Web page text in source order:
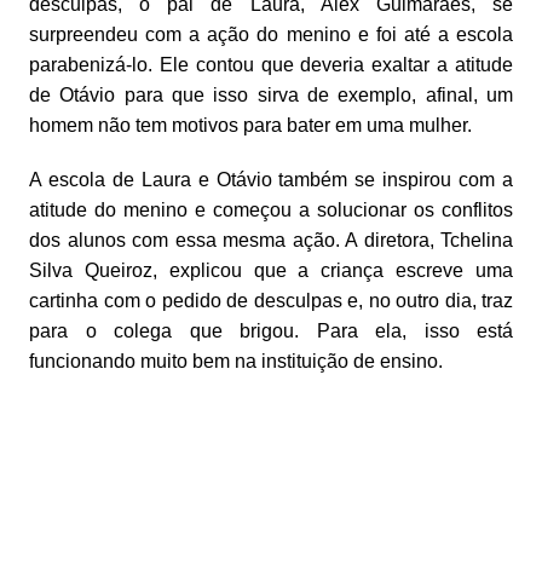
desculpas, o pai de Laura, Alex Guimarães, se
surpreendeu com a ação do menino e foi até a escola
parabenizá-lo. Ele contou que deveria exaltar a atitude
de Otávio para que isso sirva de exemplo, afinal, um
homem não tem motivos para bater em uma mulher.
A escola de Laura e Otávio também se inspirou com a
atitude do menino e começou a solucionar os conflitos
dos alunos com essa mesma ação. A diretora, Tchelina
Silva Queiroz, explicou que a criança escreve uma
cartinha com o pedido de desculpas e, no outro dia, traz
para o colega que brigou. Para ela, isso está
funcionando muito bem na instituição de ensino.